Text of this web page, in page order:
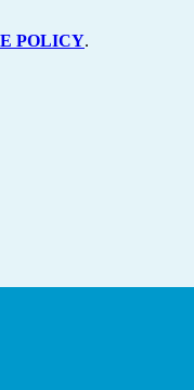
POLICY.